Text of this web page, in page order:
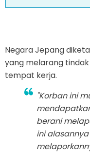
Negara Jepang
yang melarang
tempat kerja.
"Korban ini
berani
ini